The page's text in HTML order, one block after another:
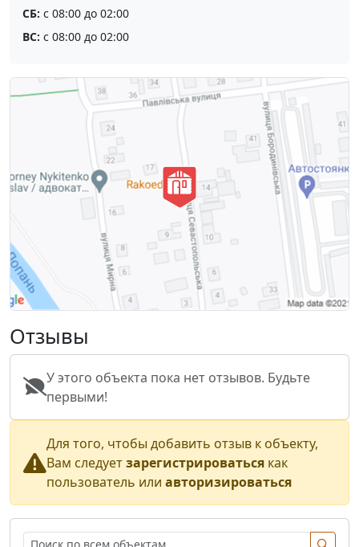
СБ: с 08:00 до 02:00
ВС: с 08:00 до 02:00
Отзывы
У этого объекта пока нет отзывов. Будьте
первыми!
Для того, чтобы добавить отзыв к объекту,
Вам следуетзарегистрироваться как
пользователь или авторизироваться